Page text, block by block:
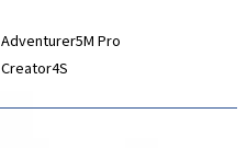
Adventurer5M Pro
Creator4S